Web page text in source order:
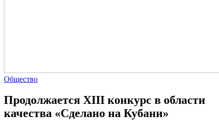
Общество
Продолжается XIII конкурс в области
качества «Сделано на Кубани»